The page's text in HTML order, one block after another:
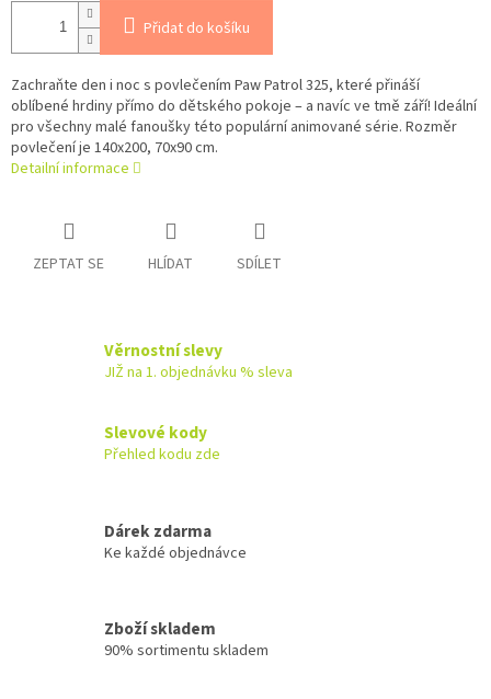
Přidat do košíku
Zachraňte den i noc s povlečením Paw Patrol 325, které přináší
oblíbené hrdiny přímo do dětského pokoje – a navíc ve tmě září! Ideální
pro všechny malé fanoušky této populární animované série. Rozměr
povlečení je 140x200, 70x90 cm.
Detailní informace
ZEPTAT SE HLÍDAT SDÍLET
Věrnostní slevy
JIŽ na 1. objednávku % sleva
Slevové kody
Přehled kodu zde
Dárek zdarma
Ke každé objednávce
Zboží skladem
90% sortimentu skladem